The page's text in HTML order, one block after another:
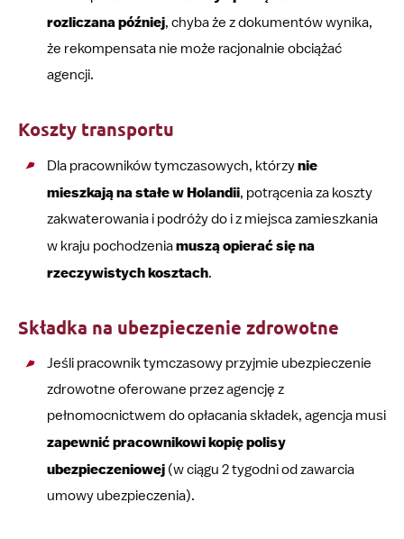
rozliczana później, chyba że z dokumentów wynika,
że rekompensata nie może racjonalnie obciążać
agencji.
Koszty transportu
Dla pracowników tymczasowych, którzynie
mieszkają na stałe w Holandii, potrącenia za koszty
zakwaterowania i podróży do i z miejsca zamieszkania
w kraju pochodzeniamuszą opierać się na
rzeczywistych kosztach.
Składka na ubezpieczenie zdrowotne
Jeśli pracownik tymczasowy przyjmie ubezpieczenie
zdrowotne oferowane przez agencję z
pełnomocnictwem do opłacania składek, agencja musi
zapewnić pracownikowi kopię polisy
ubezpieczeniowej (w ciągu 2 tygodni od zawarcia
umowy ubezpieczenia).